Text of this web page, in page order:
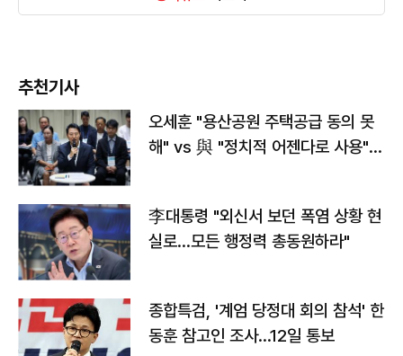
추천기사
오세훈 "용산공원 주택공급 동의 못
해" vs 與 "정치적 어젠다로 사용"
李대통령 "외신서 보던 폭염 상황 현
실로…모든 행정력 총동원하라"
종합특검, '계엄 당정대 회의 참석' 한
동훈 참고인 조사...12일 통보